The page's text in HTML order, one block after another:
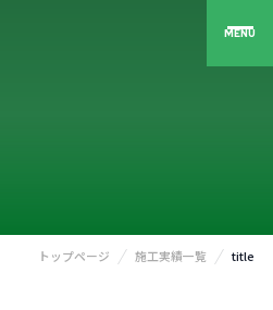
MENU
トップページ 施工実績一覧 title